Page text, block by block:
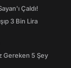
Çaldı!
3 Bin Lira
Gereken 5 Şey